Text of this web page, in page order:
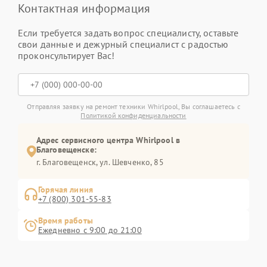
Контактная информация
Если требуется задать вопрос специалисту, оставьте
свои данные и дежурный специалист с радостью
проконсультирует Вас!
Отправляя заявку на ремонт техники Whirlpool, Вы соглашаетесь с
Политикой конфиденциальности
Адрес сервисного центра Whirlpool в
Благовещенске:
г. Благовещенск, ул. Шевченко, 85
Горячая линия
+7 (800) 301-55-83
Время работы
Ежедневно с 9:00 до 21:00